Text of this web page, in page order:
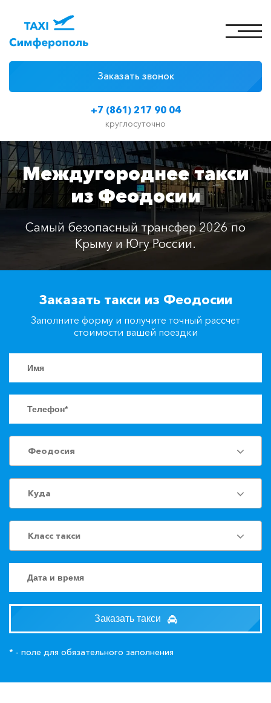
+7 (861) 217 90 04
круглосуточно
Заказать звонок
Цены на такси
Классы автомобилей
Отзывы
Контакты
Заказать такси
Междугороднее такси
из Феодосии
Самый безопасный трансфер 2026 по
Крыму и Югу России.
Заказать такси из Феодосии
Заполните форму и получите точный рассчет
стоимости вашей поездки
Феодосия
Куда
Класс такси
Заказать такси
* - поле для обязательного заполнения